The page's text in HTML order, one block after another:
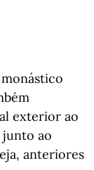
exterior ao
ao
anteriores